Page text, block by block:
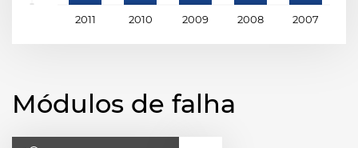
2011 2010 2009 2008 2007
Módulos de falha